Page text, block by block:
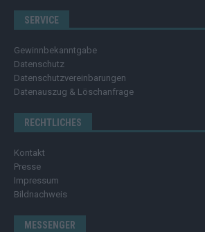
SERVICE
Gewinnbekanntgabe
Datenschutz
Datenschutzvereinbarungen
Datenauszug & Löschanfrage
RECHTLICHES
Kontakt
Presse
Impressum
Bildnachweis
MESSENGER